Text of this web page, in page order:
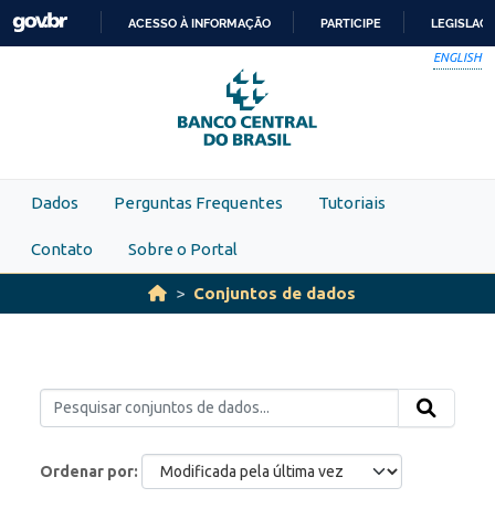
Skip to main content
PARA
O
CONTEÚDO
ACESSO À INFORMAÇÃO PARTICIPE
ENGLISH
Dados Perguntas Frequentes Tutoriais
Contato Sobre o Portal
Conjuntos de dados
Ordenar por